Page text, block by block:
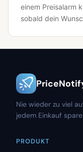
einem Preisalarm
sobald dein
Nie wieder zu viel
jedem Einkauf
PRODUKT